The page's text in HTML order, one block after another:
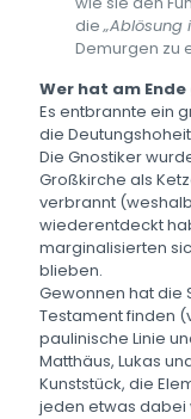
die„Ablösung
Demurgen zu
Wer hat am
Es entbrannte ein
die
Die Gnostiker
Großkirche als
verbrannt
wiederentdeckt
marginalisierten
blieben.
Gewonnen hat die
Testament finden
paulinische Linie
Matthäus, Lukas
Kunststück, die
jeden etwas dabei